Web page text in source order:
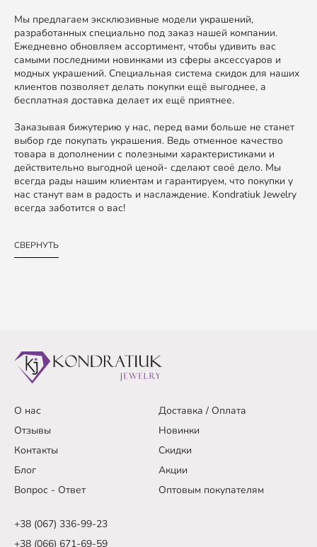
Мы предлагаем эксклюзивные модели украшений,
разработанных специально под заказ нашей компании.
Ежедневно обновляем ассортимент, чтобы удивить вас
самыми последними новинками из сферы аксессуаров и
модных украшений. Специальная система скидок для наших
клиентов позволяет делать покупки ещё выгоднее, а
бесплатная доставка делает их ещё приятнее.
Заказывая бижутерию у нас, перед вами больше не станет
выбор где покупать украшения. Ведь отменное качество
товара в дополнении с полезными характеристиками и
действительно выгодной ценой- сделают своё дело. Мы
всегда рады нашим клиентам и гарантируем, что покупки у
нас станут вам в радость и наслаждение. Kondratiuk Jewelry
всегда заботится о вас!
СВЕРНУТЬ
О нас
Доставка / Оплата
Отзывы
Новинки
Контакты
Скидки
Блог
Акции
Вопрос - Ответ
Оптовым покупателям
+38 (067) 336-99-23
+38 (066) 671-69-59